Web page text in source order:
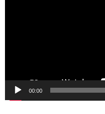
00:00